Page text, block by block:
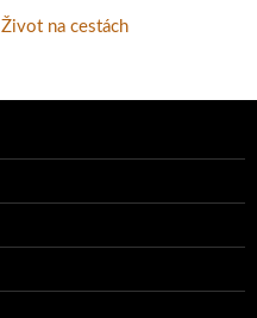
Život na cestách